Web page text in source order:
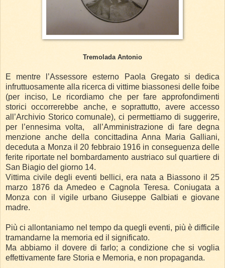
Tremolada Antonio
E mentre l’Assessore esterno Paola Gregato si dedica
infruttuosamente alla ricerca di vittime biassonesi delle foibe
(per inciso, Le ricordiamo che per fare approfondimenti
storici occorrerebbe anche, e soprattutto, avere accesso
all’Archivio Storico comunale), ci permettiamo di suggerire,
per l’ennesima volta,
all’Amministrazione di fare degna
menzione anche della concittadina Anna Maria Galliani,
deceduta a Monza il 20 febbraio 1916 in conseguenza delle
ferite riportate nel bombardamento austriaco sul quartiere di
San Biagio del giorno 14.
Vittima civile degli eventi bellici, era nata a Biassono il 25
marzo 1876 da Amedeo e Cagnola Teresa. Coniugata a
Monza con il vigile urbano Giuseppe Galbiati e giovane
madre.
Più ci allontaniamo nel tempo da quegli eventi, più è difficile
tramandarne la memoria ed il significato.
Ma abbiamo il dovere di farlo; a condizione che si voglia
effettivamente fare Storia e Memoria, e non propaganda.